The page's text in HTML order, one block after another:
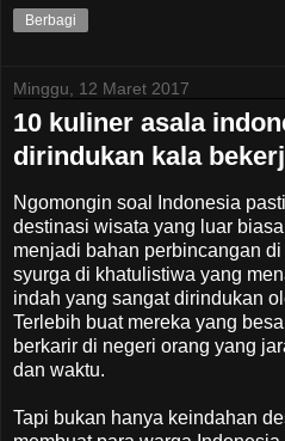
Berbagi
Minggu, 12 Maret 2017
10 kuliner asala
dirindukan kala
Ngomongin soal Indonesia
destinasi wisata yang luar
menjadi bahan perbincangan
syurga di khatulistiwa yang
indah yang sangat dirindukan
Terlebih buat mereka yang
berkarir di negeri orang yang
dan waktu.
Tapi bukan hanya keindahan